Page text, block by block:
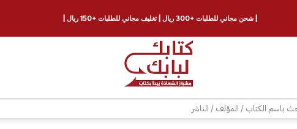
| شحن مجاني للطلبات +300 ريال | تغليف مجاني للطلبات +150 ريال |